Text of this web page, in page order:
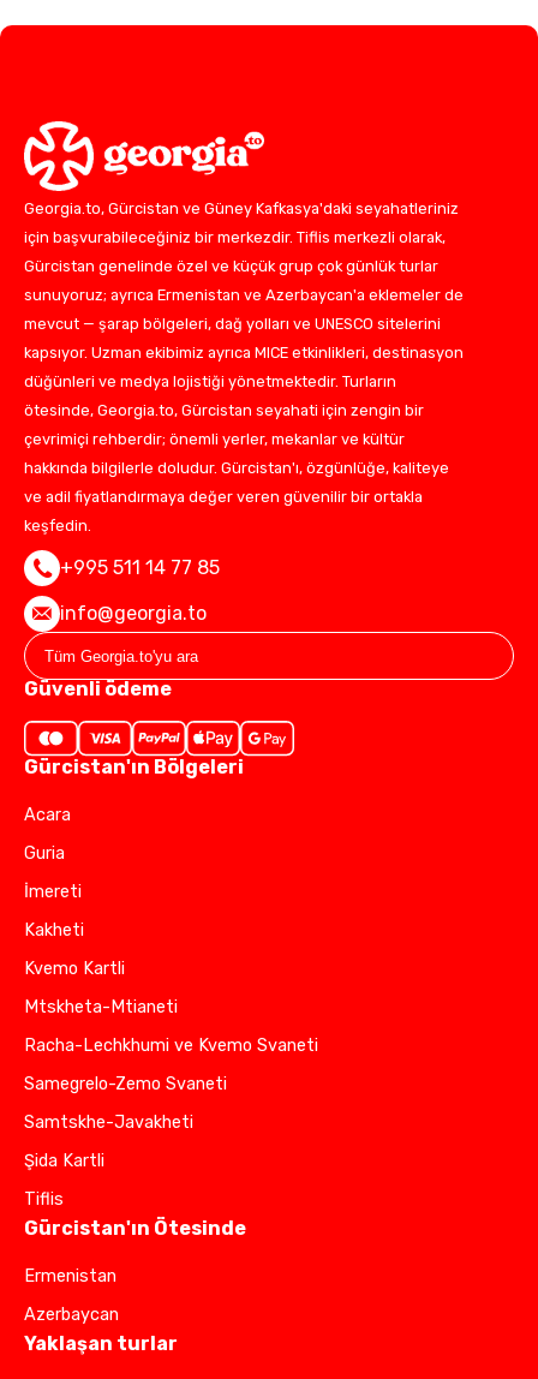
Georgia.to, Gürcistan ve Güney Kafkasya'daki seyahatleriniz
için başvurabileceğiniz bir merkezdir. Tiflis merkezli olarak,
Gürcistan genelinde özel ve küçük grup çok günlük turlar
sunuyoruz; ayrıca Ermenistan ve Azerbaycan'a eklemeler de
mevcut — şarap bölgeleri, dağ yolları ve UNESCO sitelerini
kapsıyor. Uzman ekibimiz ayrıca MICE etkinlikleri, destinasyon
düğünleri ve medya lojistiği yönetmektedir. Turların
ötesinde, Georgia.to, Gürcistan seyahati için zengin bir
çevrimiçi rehberdir; önemli yerler, mekanlar ve kültür
hakkında bilgilerle doludur. Gürcistan'ı, özgünlüğe, kaliteye
ve adil fiyatlandırmaya değer veren güvenilir bir ortakla
keşfedin.
+995 511 14 77 85
info@georgia.to
Güvenli ödeme
Gürcistan'ın Bölgeleri
Acara
Guria
İmereti
Kakheti
Kvemo Kartli
Mtskheta-Mtianeti
Racha-Lechkhumi ve Kvemo Svaneti
Samegrelo-Zemo Svaneti
Samtskhe-Javakheti
Şida Kartli
Tiflis
Gürcistan'ın Ötesinde
Ermenistan
Azerbaycan
Yaklaşan turlar